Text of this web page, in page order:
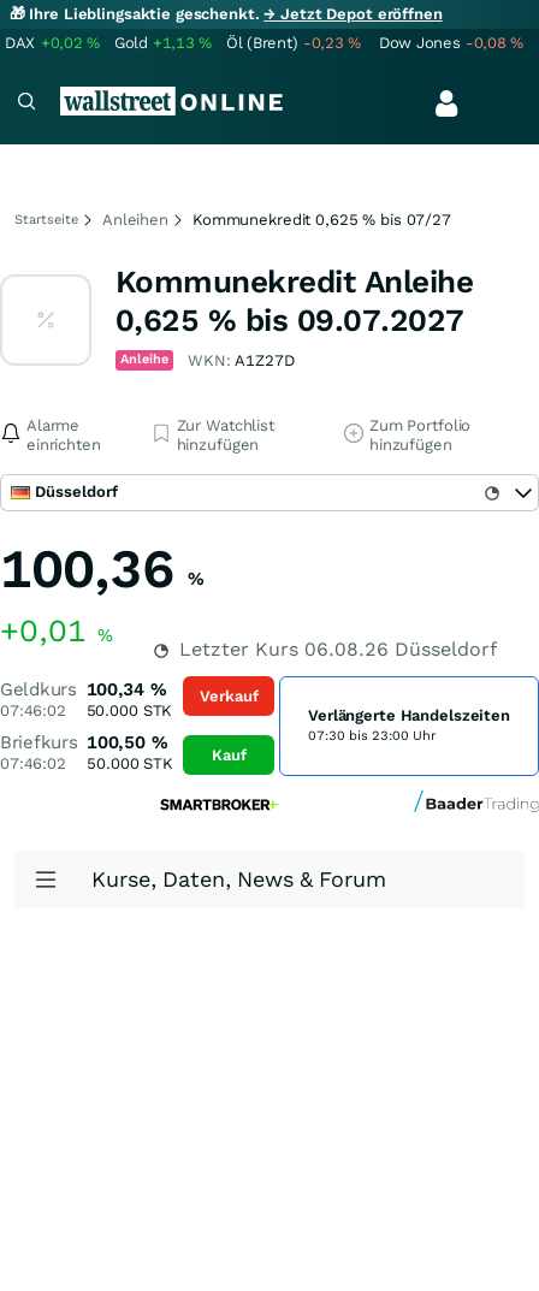
🎁 Ihre Lieblingsaktie geschenkt.→ Jetzt Depot eröffnen
DAX +0,02% Gold +1,13% Öl (Brent) -0,23% Dow Jones -0,08%
Startseite Anleihen Kommunekredit 0,625 % bis 07/27
Kommunekredit Anleihe
0,625 % bis 09.07.2027
Anleihe WKN:A1Z27D
Alarme
einrichten
Zur Watchlist
hinzufügen
Zum Portfolio
hinzufügen
Düsseldorf
100,36 %
+0,01 %
Letzter Kurs 06.08.26 Düsseldorf
Geldkurs
07:46:02
100,34 %
50.000STK
Briefkurs
07:46:02
100,50 %
50.000STK
Verkauf
Kauf
Verlängerte Handelszeiten
07:30 bis 23:00 Uhr
Kurse, Daten, News & Forum